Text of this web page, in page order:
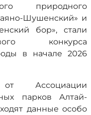
природного
Шушенский» и
бор», стали
конкурса
в начале 2026
Ассоциации
парков Алтай-
данные особо